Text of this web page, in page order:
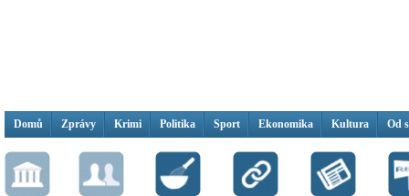
Domů Zprávy Krimi Politika Sport Ekonomika Kultura Od